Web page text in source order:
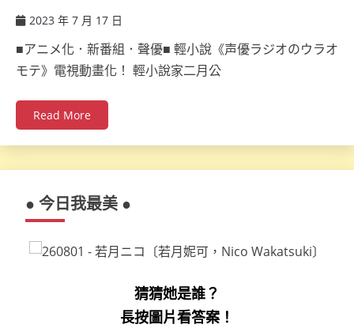
2023 年 7 月 17 日
■アニメ化．新番組．聲優■ 輕小說《声優ラジオのウラオ
モテ》電視動畫化！ 輕小說家二月公
Read More
● 今日我最美 ●
猜猜她是誰？
長按圖片看答案！